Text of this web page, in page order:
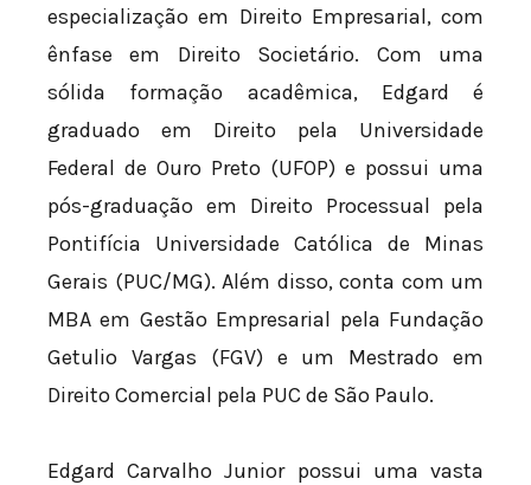
especialização em Direito Empresarial, com
ênfase em Direito Societário. Com uma
sólida formação acadêmica, Edgard é
graduado em Direito pela Universidade
Federal de Ouro Preto (UFOP) e possui uma
pós-graduação em Direito Processual pela
Pontifícia Universidade Católica de Minas
Gerais (PUC/MG). Além disso, conta com um
MBA em Gestão Empresarial pela Fundação
Getulio Vargas (FGV) e um Mestrado em
Direito Comercial pela PUC de São Paulo.
Edgard Carvalho Junior possui uma vasta